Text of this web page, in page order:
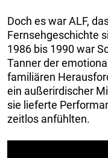
Doch es war ALF,
Fernsehgeschichte
1986 bis 1990 war
Tanner der
familiären
ein außerirdischer
sie lieferte
zeitlos anfühlten.